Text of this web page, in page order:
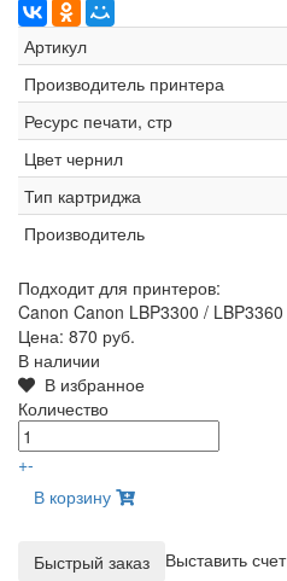
Артикул
Производитель принтера
Ресурс печати, стр
Цвет чернил
Тип картриджа
Производитель
Подходит для принтеров:
Canon Canon LBP3300 / LBP3360
Цена: 870 руб.
В наличии
В избранное
Количество
+-
В корзину
Выставить счет